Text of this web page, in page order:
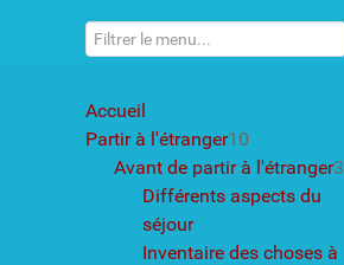
Accueil
Partir à l'étranger10
Avant de partir à l'étranger3
Différents aspects du
séjour
Inventaire des choses à